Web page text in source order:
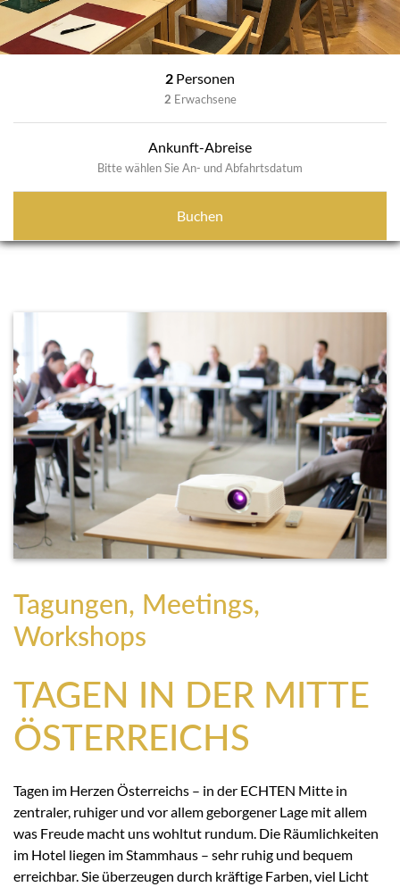
2 Personen
2 Erwachsene
Ankunft-Abreise
Bitte wählen Sie An- und Abfahrtsdatum
Buchen
Tagungen, Meetings,
Workshops
TAGEN IN DER MITTE
ÖSTERREICHS
Tagen im Herzen Österreichs – in der ECHTEN Mitte in
zentraler, ruhiger und vor allem geborgener Lage mit allem
was Freude macht uns wohltut rundum. Die Räumlichkeiten
im Hotel liegen im Stammhaus – sehr ruhig und bequem
erreichbar. Sie überzeugen durch kräftige Farben, viel Licht